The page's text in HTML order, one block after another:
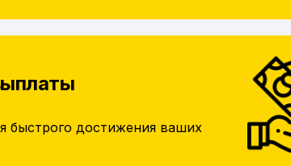
быстрого достижения ваших